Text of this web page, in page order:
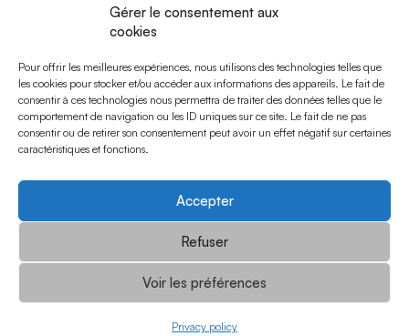
Gérer le consentement aux
cookies
Pour offrir les meilleures expériences, nous utilisons des technologies telles que
les cookies pour stocker et/ou accéder aux informations des appareils. Le fait de
consentir à ces technologies nous permettra de traiter des données telles que le
comportement de navigation ou les ID uniques sur ce site. Le fait de ne pas
consentir ou de retirer son consentement peut avoir un effet négatif sur certaines
caractéristiques et fonctions.
Accepter
Refuser
Voir les préférences
Privacy policy
SOCIAL MEDIA
© Momarts 2026
Privacy policy